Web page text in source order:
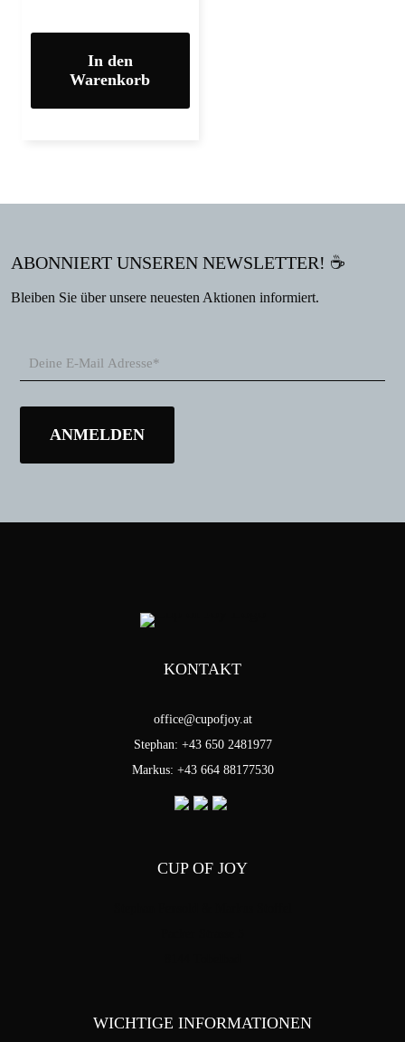
In den
Warenkorb
ABONNIERT UNSEREN NEWSLETTER! ☕
Bleiben Sie über unsere neuesten Aktionen informiert.
KONTAKT
office@cupofjoy.at
Stephan: +43 650 2481977
Markus: +43 664 88177530
CUP OF JOY
WICHTIGE INFORMATIONEN